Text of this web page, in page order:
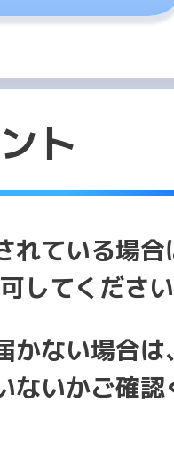
ト
れている場合
してくださ
かない場合は
ないかご確認